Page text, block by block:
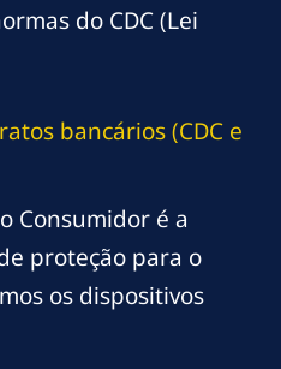
do CDC (Lei
bancários (CDC e
Consumidor é a
proteção para o
os dispositivos